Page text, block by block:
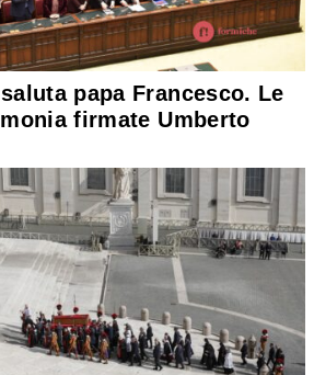
papa Francesco. Le
firmate Umberto